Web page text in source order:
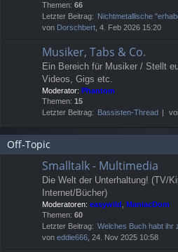
Themen: 66
Letzter Beitrag: Nichtmetallische
von Dorschbert , 4. Feb 2026 15:20
Musiker, Tabs & Co.
Ein Bereich für Musiker / Stellt
Videos, Gigs etc.
Moderator: Phantom
Themen: 15
Letzter Beitrag: Bassisten-Thread
Off-Topic
Smalltalk - Multimedia
Die Welt der Unterhaltung! (TV/
Internet/Bücher)
Moderatoren: easywild ManiacDom
Themen: 60
Letzter Beitrag: Welches Buch habt ihr
von eddie666 , 24. Nov 2025 10:58